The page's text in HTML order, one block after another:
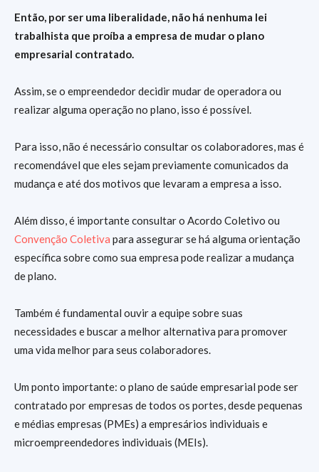
Então, por ser uma liberalidade, não há nenhuma lei
trabalhista que proíba a empresa de mudar o plano
empresarial contratado.
Assim, se o empreendedor decidir mudar de operadora ou
realizar alguma operação no plano, isso é possível.
Para isso, não é necessário consultar os colaboradores, mas é
recomendável que eles sejam previamente comunicados da
mudança e até dos motivos que levaram a empresa a isso.
Além disso, é importante consultar o Acordo Coletivo ou
Convenção Coletiva para assegurar se há alguma orientação
específica sobre como sua empresa pode realizar a mudança
de plano.
Também é fundamental ouvir a equipe sobre suas
necessidades e buscar a melhor alternativa para promover
uma vida melhor para seus colaboradores.
Um ponto importante: o plano de saúde empresarial pode ser
contratado por empresas de todos os portes, desde pequenas
e médias empresas (PMEs) a empresários individuais e
microempreendedores individuais (MEIs).